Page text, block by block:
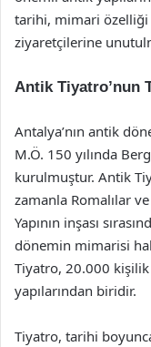
tarihi, mimari
ziyaretçilerine
Antik Tiyatro’nun
Antalya’nın antik
M.Ö. 150 yılında
kurulmuştur. Antik
zamanla Romalılar
Yapının inşası
dönemin mimarisi
Tiyatro, 20.000
yapılarından biridir.
Tiyatro, tarihi